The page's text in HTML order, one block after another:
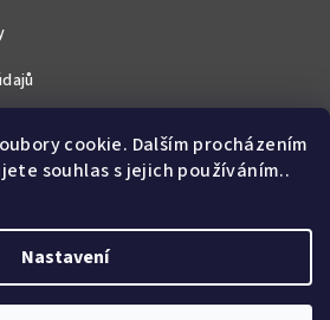
cookie. Dalším procházením
souhlas s jejich používáním..
Nastavení